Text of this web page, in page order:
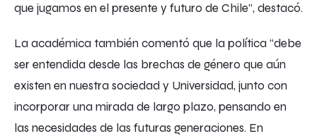
que jugamos en el presente y futuro de Chile”, destacó.
La académica también comentó que la política “debe
ser entendida desde las brechas de género que aún
existen en nuestra sociedad y Universidad, junto con
incorporar una mirada de largo plazo, pensando en
las necesidades de las futuras generaciones. En